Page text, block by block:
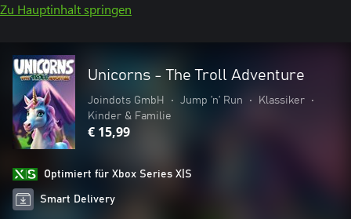
Zu Hauptinhalt springen
Unicorns - The Troll Adventure
Joindots GmbH • Jump ’n’ Run • Klassiker
•
Kinder & Familie
€ 15,99
Optimiert für Xbox Series X|S
Smart Delivery